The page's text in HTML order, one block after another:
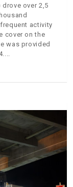
drove over 2,5
activity
cover on the
was provided